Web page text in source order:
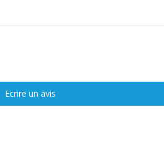
Ecrire un avis